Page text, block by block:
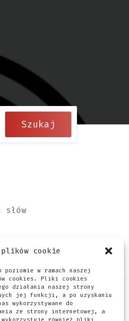
cookie
poziomie w ramach naszej
cookies. Pliki cookies
działania naszej strony
jej funkcji, a po uzyskaniu
wykorzystywane do
ze strony internetowej, a
Szukaj